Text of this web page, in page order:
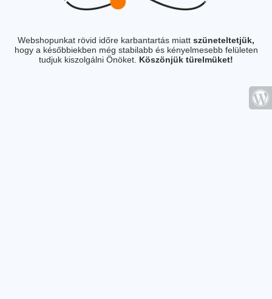
Webshopunkat rövid időre karbantartás miatt szüneteltetjük,
hogy a későbbiekben még stabilabb és kényelmesebb felületen
tudjuk kiszolgálni Önöket. Köszönjük türelmüket!